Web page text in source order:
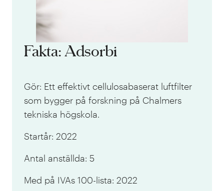
Fakta: Adsorbi
Gör: Ett effektivt cellulosabaserat luftfilter
som bygger på forskning på Chalmers
tekniska högskola.
Startår: 2022
Antal anställda: 5
Med på IVAs 100-lista: 2022